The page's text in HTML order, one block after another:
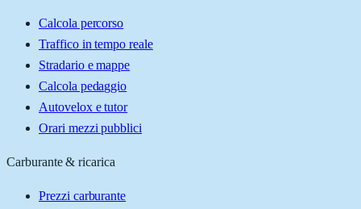
Calcola percorso
Traffico in tempo reale
Stradario e mappe
Calcola pedaggio
Autovelox e tutor
Orari mezzi pubblici
Carburante & ricarica
Prezzi carburante